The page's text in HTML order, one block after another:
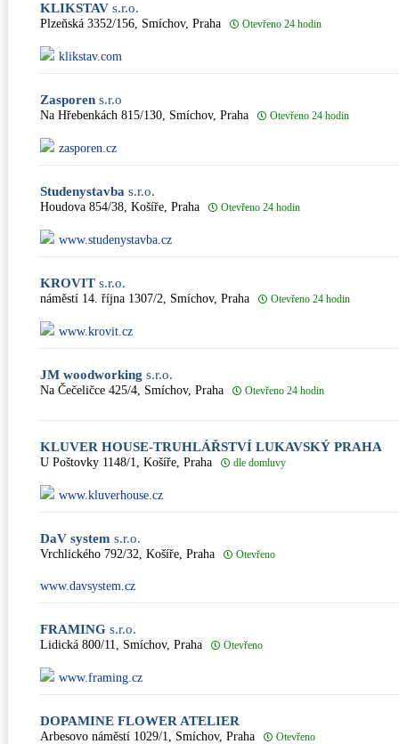
KLIKSTAV s.r.o.
Plzeňská 3352/156, Smíchov, Praha Otevřeno 24 hodin
klikstav.com
Zasporen s.r.o
Na Hřebenkách 815/130, Smíchov, Praha Otevřeno 24 hodin
zasporen.cz
Studenystavba s.r.o.
Houdova 854/38, Košíře, Praha Otevřeno 24 hodin
www.studenystavba.cz
KROVIT s.r.o.
náměstí 14. října 1307/2, Smíchov, Praha Otevřeno 24 hodin
www.krovit.cz
JM woodworking s.r.o.
Na Čečeličce 425/4, Smíchov, Praha Otevřeno 24 hodin
KLUVER HOUSE-TRUHLÁŘSTVÍ LUKAVSKÝ PRAHA
U Poštovky 1148/1, Košíře, Praha dle domluvy
www.kluverhouse.cz
DaV system s.r.o.
Vrchlického 792/32, Košíře, Praha Otevřeno
www.davsystem.cz
FRAMING s.r.o.
Lidická 800/11, Smíchov, Praha Otevřeno
www.framing.cz
DOPAMINE FLOWER ATELIER
Arbesovo náměstí 1029/1, Smíchov, Praha Otevřeno